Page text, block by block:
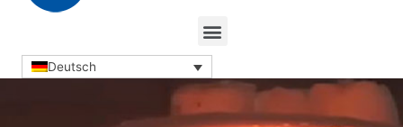
Deutsch